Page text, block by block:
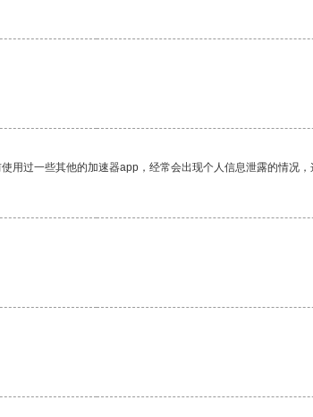
过一些其他的加速器app，经常会出现个人信息泄露的情况，